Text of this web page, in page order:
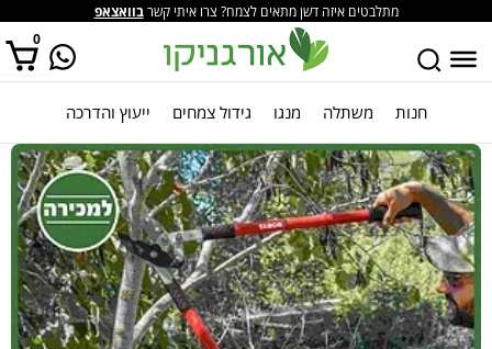
מתלבטים איזה דשן מתאים לצמח? צרו איתי קשרבוואצאפ
0
אין מוצרים בסל הקניות. חנות משתלה מנגו גידול צמחים ייעוץ והדרכה